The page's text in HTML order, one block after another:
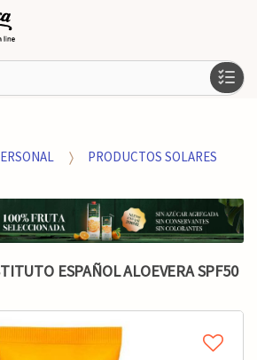
PRODUCTOS SOLARES
ESPAÑOL ALOEVERA SPF50